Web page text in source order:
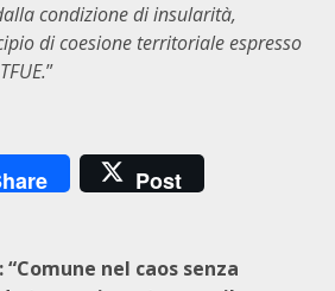
condizione di insularità,
di coesione territoriale espresso
”
Post
“Comune nel caos senza